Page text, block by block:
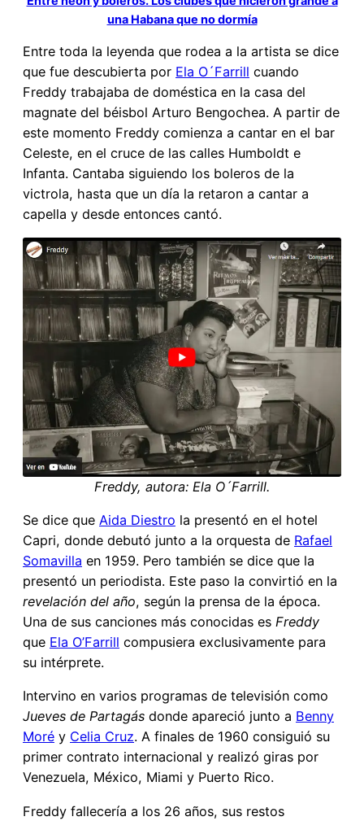
una Habana que no dormía
Entre toda la leyenda que rodea a la artista se dice
que fue descubierta por Ela O´Farrill cuando
Freddy trabajaba de doméstica en la casa del
magnate del béisbol Arturo Bengochea. A partir de
este momento Freddy comienza a cantar en el bar
Celeste, en el cruce de las calles Humboldt e
Infanta. Cantaba siguiendo los boleros de la
victrola, hasta que un día la retaron a cantar a
capella y desde entonces cantó.
Freddy, autora: Ela O´Farrill.
Se dice que Aida Diestro la presentó en el hotel
Capri, donde debutó junto a la orquesta de Rafael
Somavilla en 1959. Pero también se dice que la
presentó un periodista. Este paso la convirtió en la
revelación del año, según la prensa de la época.
Una de sus canciones más conocidas es Freddy
que Ela O’Farrill compusiera exclusivamente para
su intérprete.
Intervino en varios programas de televisión como
Jueves de Partagás donde apareció junto a Benny
Moré y Celia Cruz. A finales de 1960 consiguió su
primer contrato internacional y realizó giras por
Venezuela, México, Miami y Puerto Rico.
Freddy fallecería a los 26 años, sus restos